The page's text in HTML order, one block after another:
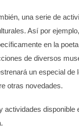
una serie de
Así por
en la
de diversos
un especial de
otras novedades.
actividades disponible